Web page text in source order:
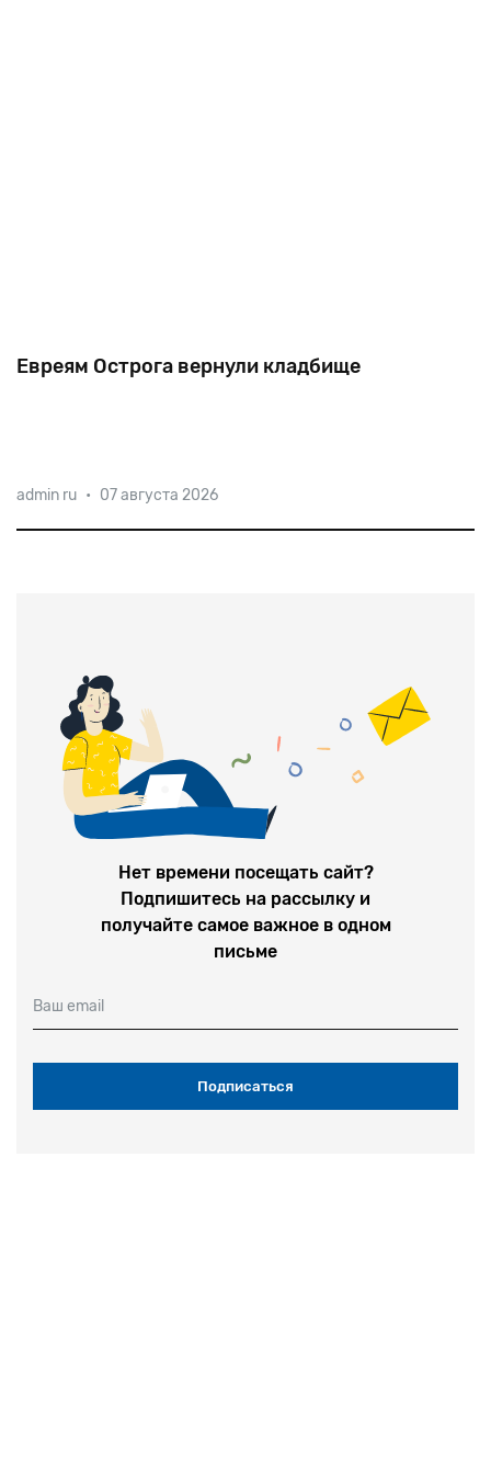
Евреям Острога вернули кладбище
костях в конце 1960-х, вернут статус кладбища.
Такое решение принято Ровенским областным
admin ru • 07 августа 2026
Нет времени посещать сайт?
Подпишитесь на рассылку и
получайте самое важное в одном
письме
Ваш email